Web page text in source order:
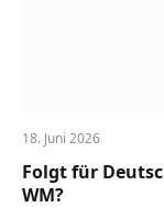
18. Juni 2026
Folgt für
WM?